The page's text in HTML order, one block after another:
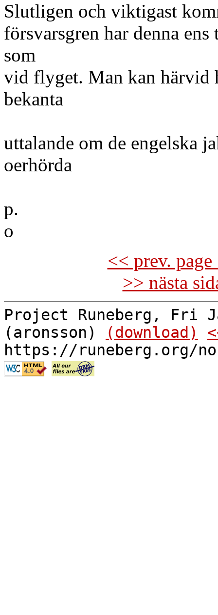
Slutligen och viktigast
försvarsgren har denna
som
vid flyget. Man kan härvid
bekanta
uttalande om de engelska
oerhörda
p.
o
<< prev.
>> nästa
Project Runeberg, Fri
(aronsson)
(download)
https://runeberg.org/